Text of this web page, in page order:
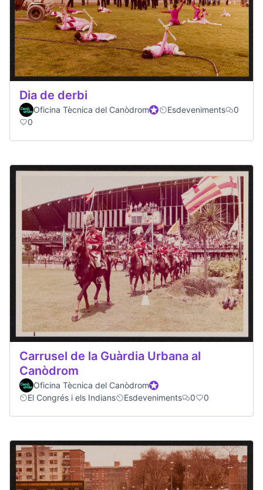
Dia de derbi
Oficina Tècnica del CanòdromOfficial participant
Esdeveniments
0
0
Carrusel de la Guàrdia Urbana al
Canòdrom
Oficina Tècnica del CanòdromOfficial participant
El Congrés i els Indians
Esdeveniments 0 0